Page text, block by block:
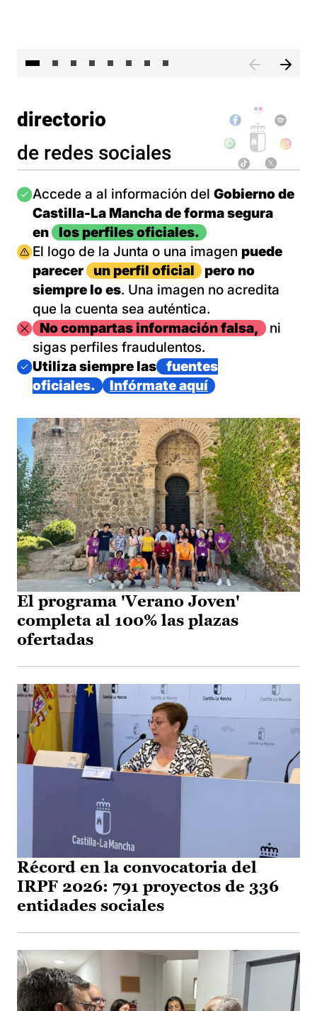
directorio
de redes sociales
Imagen
Accede a al información del Gobierno de
Castilla-La Mancha de forma segura
en
los perfiles oficiales.
Imagen
El logo de la Junta o una imagen puede
parecer
un perfil oficial
pero no
siempre lo es. Una imagen no acredita
que la cuenta sea auténtica.
ImagenNo compartas información falsa,
ni
sigas perfiles fraudulentos.
Imagen
Utiliza siempre las
fuentes
oficiales.
Infórmate aquí
El programa 'Verano Joven'
completa al 100% las plazas
ofertadas
Récord en la convocatoria del
IRPF 2026: 791 proyectos de 336
entidades sociales